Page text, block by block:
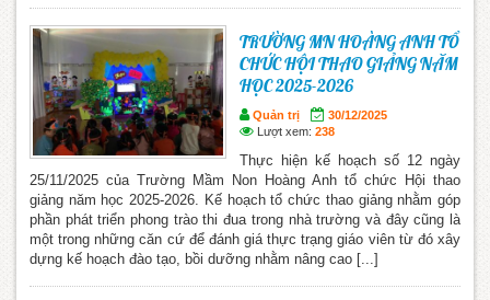
TRƯỜNG MN HOÀNG ANH TỔ
CHỨC HỘI THAO GIẢNG NĂM
HỌC 2025-2026
Quản trị
30/12/2025
Lượt xem: 238
Thực hiện kế hoạch số 12 ngày
25/11/2025 của Trường Mầm Non Hoàng Anh tổ chức Hội thao
giảng năm học 2025-2026. Kế hoạch tổ chức thao giảng nhằm góp
phần phát triển phong trào thi đua trong nhà trường và đây cũng là
một trong những căn cứ để đánh giá thực trạng giáo viên từ đó xây
dựng kế hoạch đào tạo, bồi dưỡng nhằm nâng cao [...]